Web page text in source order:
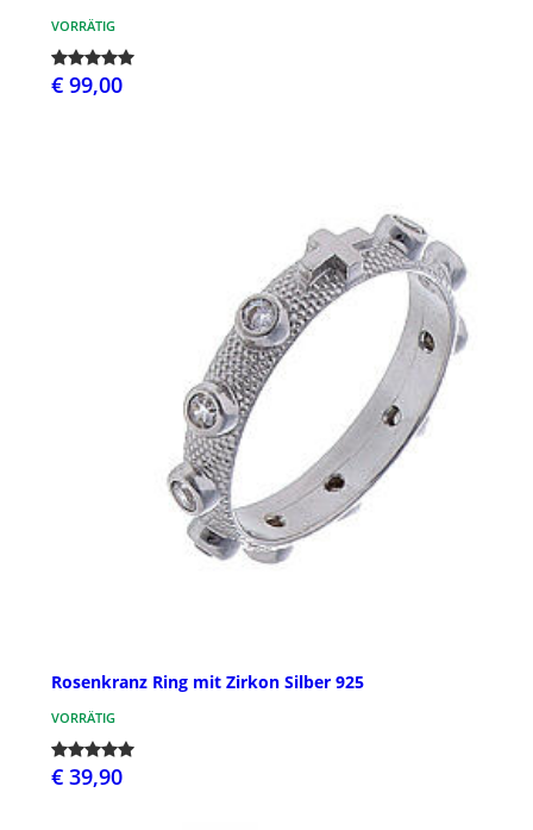
VORRÄTIG
€ 99,00
Rosenkranz Ring mit Zirkon Silber 925
VORRÄTIG
€ 39,90